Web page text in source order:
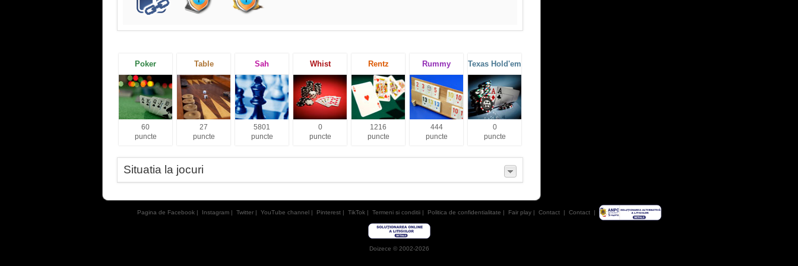
Poker
60
puncte
Table
27
puncte
Sah
5801
puncte
Whist
0
puncte
Rentz
1216
puncte
Rummy
444
puncte
Texas Hold'em
0
puncte
Situatia la jocuri
Pagina de Facebook| Instagram| Twitter| YouTube channel| Pinterest| TikTok| Termeni si conditii| Politica de confidentialitate | Fair play| Contact| Contact|
Doizece © 2002-2026